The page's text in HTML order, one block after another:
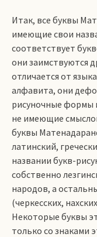
Итак, все буквы
имеющие свои
соответствует
они заимствуются
отличается от
алфавита, они
рисуночные формы
не имеющие
буквы
латинский,
названии букв-
собственно
народов, а
(черкесских,
Некоторые буквы
только со знаками